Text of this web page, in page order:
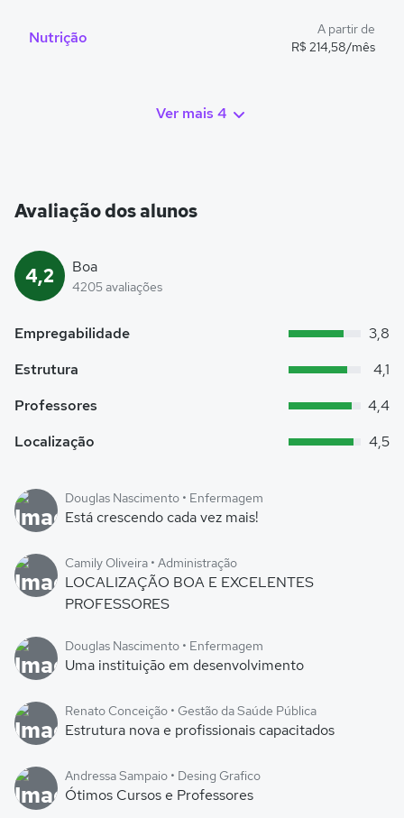
Nutrição
A partir de
R$ 214,58/mês
Ver mais 4
Avaliação dos alunos
4,2 Boa
4205 avaliações
Empregabilidade
3,8
Estrutura
4,1
Professores
4,4
Localização
4,5
Douglas Nascimento • Enfermagem
Está crescendo cada vez mais!
Camily Oliveira • Administração
LOCALIZAÇÃO BOA E EXCELENTES
PROFESSORES
Douglas Nascimento • Enfermagem
Uma instituição em desenvolvimento
Renato Conceição • Gestão da Saúde Pública
Estrutura nova e profissionais capacitados
Andressa Sampaio • Desing Grafico
Ótimos Cursos e Professores